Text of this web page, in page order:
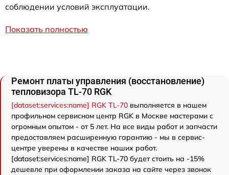
соблюдении условий эксплуатации.
Показать полностью
Ремонт платы управления (восстановление)
тепловизора TL-70 RGK
[dataset:services:name] RGK TL-70 выполняется в нашем
профильном сервисном центр RGK в Москве мастерами с
огромным опытом - от 5 лет. На все виды работ и запчасти
предоставляем расширенную гарантию - мы в сервис-
центре уверены в качестве наших работ.
[dataset:services:name] RGK TL-70 будет стоить на -15%
дешевле при оформлении заказа на сайте через звонок